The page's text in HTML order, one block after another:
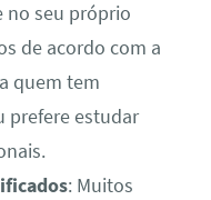
no seu próprio
de acordo com a
quem tem
prefere estudar
: Muitos